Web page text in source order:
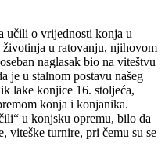
učili o vrijednosti konja u
u ratovanju, njihovom
naglasak bio na viteštvu
je u stalnom postavu našeg
lake konjice 16. stoljeća,
konja i konjanika.
u konjsku opremu, bilo da
viteške turnire, pri čemu su se